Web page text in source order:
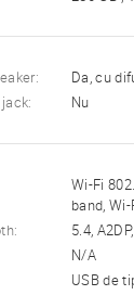
Da, cu
Nu
Wi-Fi
band,
5.4,
N/A
USB de